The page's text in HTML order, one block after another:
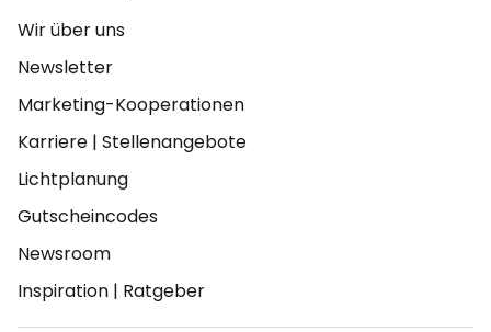
Wir über uns
Newsletter
Marketing-Kooperationen
Karriere | Stellenangebote
Lichtplanung
Gutscheincodes
Newsroom
Inspiration | Ratgeber